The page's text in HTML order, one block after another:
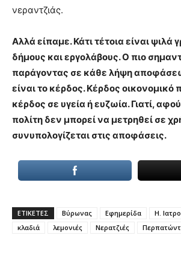
νεραντζιάς.
Αλλά είπαμε. Κάτι τέτοια είναι ψιλά
δήμους και εργολάβους. Ο πιο
παράγοντας σε κάθε λήψη
είναι το κέρδος. Κέρδος οικονομικό
κέρδος σε υγεία ή ευζωία. Γιατί,
πολίτη δεν μπορεί να μετρηθεί σε
συνυπολογίζεται στις αποφάσεις.
ΕΤΙΚΕΤΕΣ Βύρωνας Εφημερίδα Η.
κλαδιά
λεμονιές Νερατζιές